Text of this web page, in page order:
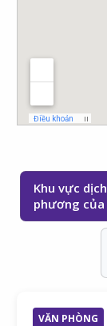
Khu vực
phương
VĂN PHÒNG